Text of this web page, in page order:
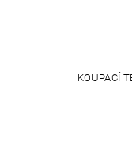
KOUPACÍ